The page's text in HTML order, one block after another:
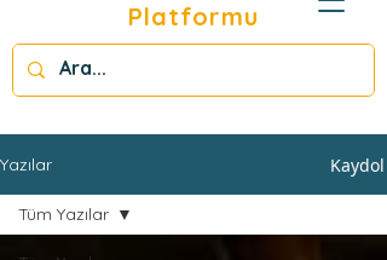
Platformu
Yazılar Kaydol
Tüm Yazılar